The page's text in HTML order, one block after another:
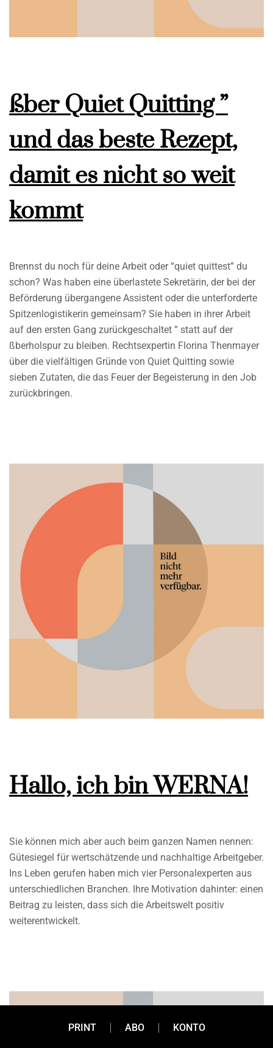
ßber Quiet Quitting ”
und das beste Rezept,
damit es nicht so weit
kommt
Brennst du noch für deine Arbeit oder “quiet quittest” du
schon? Was haben eine überlastete Sekretärin, der bei der
Beförderung übergangene Assistent oder die unterforderte
Spitzenlogistikerin gemeinsam? Sie haben in ihrer Arbeit
auf den ersten Gang zurückgeschaltet ” statt auf der
ßberholspur zu bleiben. Rechtsexpertin Florina Thenmayer
über die vielfältigen Gründe von Quiet Quitting sowie
sieben Zutaten, die das Feuer der Begeisterung in den Job
zurückbringen.
Hallo, ich bin WERNA!
Sie können mich aber auch beim ganzen Namen nennen:
Gütesiegel für wertschätzende und nachhaltige Arbeitgeber.
Ins Leben gerufen haben mich vier Personalexperten aus
unterschiedlichen Branchen. Ihre Motivation dahinter: einen
Beitrag zu leisten, dass sich die Arbeitswelt positiv
weiterentwickelt.
PRINT ABO KONTO